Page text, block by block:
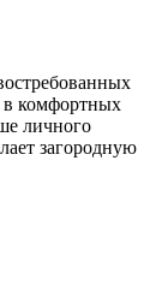
в комфортных
личного
загородную